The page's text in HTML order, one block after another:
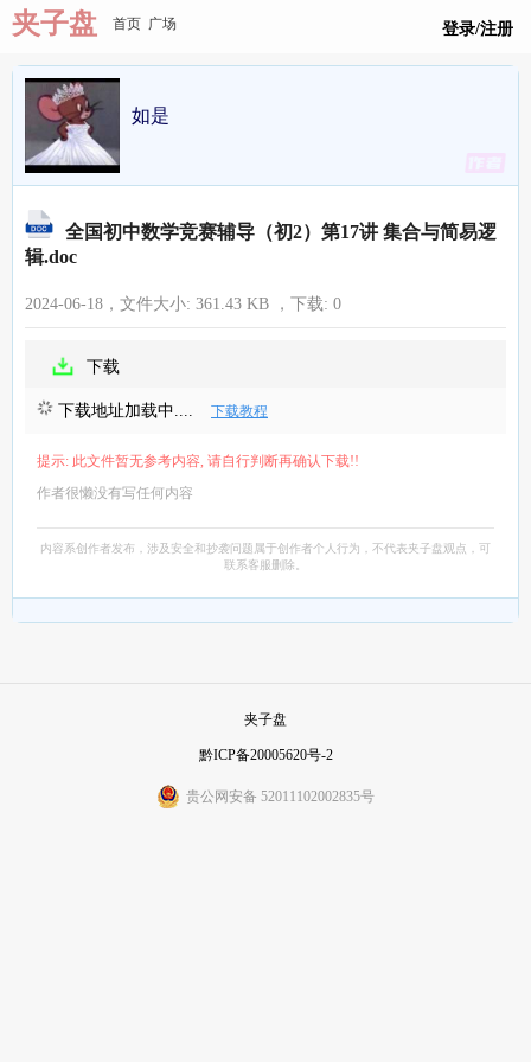
夹子盘 首页 广场 登录/注册
如是
全国初中数学竞赛辅导（初2）第17讲 集合与简易逻
辑.doc
2024-06-18，文件大小: 361.43 KB ，下载: 0
下载
下载地址加载中.... 下载教程
提示: 此文件暂无参考内容, 请自行判断再确认下载!!
作者很懒没有写任何内容
内容系创作者发布，涉及安全和抄袭问题属于创作者个人行为，不代表夹子盘观点，可
联系客服删除。
夹子盘
黔ICP备20005620号-2
贵公网安备 52011102002835号